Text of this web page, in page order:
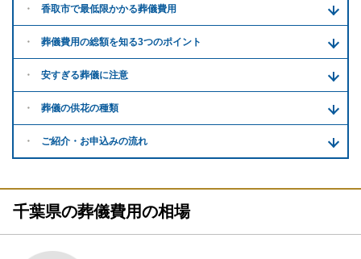
香取市で最低限かかる葬儀費用
葬儀費用の総額を知る3つのポイント
安すぎる葬儀に注意
葬儀の供花の種類
ご紹介・ お申込みの流れ
千葉県の葬儀費用の相場